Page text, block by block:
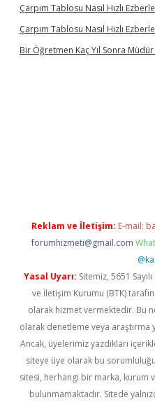
Çarpım Tablosu Nasıl Hızlı
Çarpım Tablosu Nasıl Hızlı
Bir Öğretmen Kaç Yıl Sonra Müdür
Reklam ve İletişim: E-mail:
forumhizmeti@gmail.com
Yasal Uyarı: Sitemiz, 5651
ve İletişim Kurumu (BTK)
olarak hizmet vermektedir. Bu
olarak denetleme veya araştırma
Ancak, üyelerimiz yazdıkları
siteye üye olarak bu
sitesi, herhangi bir marka, kurum
bulunmamaktadır. Sitede